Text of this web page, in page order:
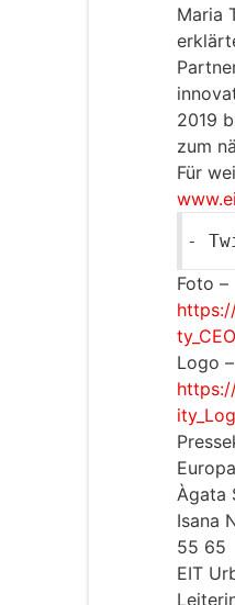
Maria
2019
zum
Für
-
Foto –
Logo –
Àgata
Isana
55 65
EIT